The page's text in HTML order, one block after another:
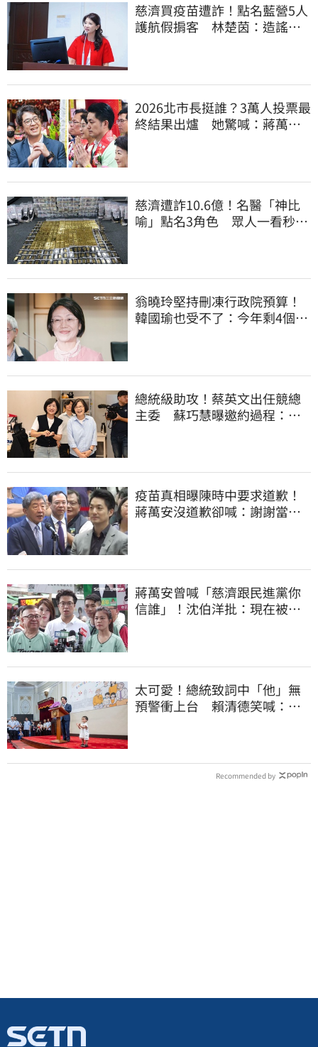
慈濟買疫苗遭詐！點名藍營5人
護航假掮客 林楚茵：造謠政
2026北市長挺誰？3萬人投票最
終結果出爐 她驚喊：蔣萬安
慈濟遭詐10.6億！名醫「神比
喻」點名3角色 眾人一看秒懂
翁曉玲堅持刪凍行政院預算！
韓國瑜也受不了：今年剩4個月
總統級助攻！蔡英文出任競總
主委 蘇巧慧曝邀約過程：她
疫苗真相曝陳時中要求道歉！
蔣萬安沒道歉卻喊：謝謝當時
蔣萬安曾喊「慈濟跟民進黨你
信誰」！沈伯洋批：現在被發
太可愛！總統致詞中「他」無
預警衝上台 賴清德笑喊：卸
Recommended by